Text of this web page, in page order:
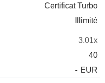
Certificat Turbo
Illimité
3.01x
40
- EUR